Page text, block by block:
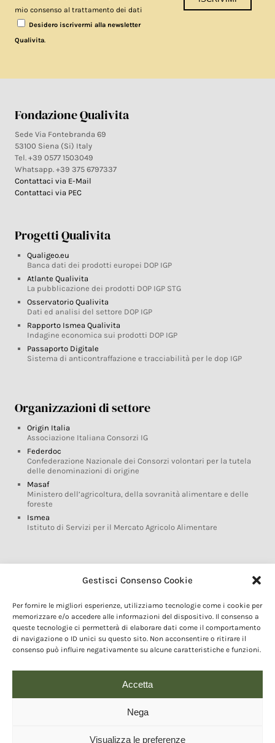
Gestisci Consenso Cookie
Per fornire le migliori esperienze, utilizziamo tecnologie come i cookie per
memorizzare e/o accedere alle informazioni del dispositivo. Il consenso a
queste tecnologie ci permetterà di elaborare dati come il comportamento
di navigazione o ID unici su questo sito. Non acconsentire o ritirare il
consenso può influire negativamente su alcune caratteristiche e funzioni.
Accetta
Nega
Visualizza le preferenze
mio consenso al trattamento dei dati
Desidero iscrivermi alla newsletter
Qualivita
Fondazione Qualivita
Sede Via Fontebranda 69
53100 Siena (Si) Italy
Tel. +39 0577 1503049
Whatsapp. +39 375 6797337
Contattaci via E-Mail
Contattaci via PEC
Progetti Qualivita
Qualigeo.eu
Banca dati dei prodotti europei DOP IGP
Atlante Qualivita
La pubblicazione dei prodotti DOP IGP STG
Osservatorio Qualivita
Dati ed analisi del settore DOP IGP
Rapporto Ismea Qualivita
Indagine economica sui prodotti DOP IGP
Passaporto Digitale
Sistema di anticontraffazione e tracciabilità per le dop IGP
Organizzazioni di settore
Origin Italia
Associazione Italiana Consorzi IG
Federdoc
Confederazione Nazionale dei Consorzi volontari per la tutela
delle denominazioni di origine
Masaf
Ministero dell’agricoltura, della sovranità alimentare e delle
foreste
Ismea
Istituto di Servizi per il Mercato Agricolo Alimentare
Glossario DOP IGP
Marchi DOP IGP
Normativa prodotti DOP IGP
Consorzi di Tutela
Farm To Fork e prodotti DOP IGP